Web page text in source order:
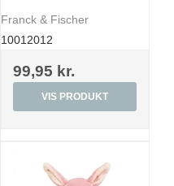
Franck & Fischer
10012012
99,95 kr.
VIS PRODUKT